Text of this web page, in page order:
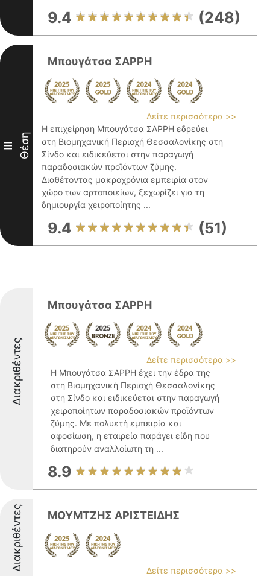
9.4 (248)
III Θέση
Μπουγάτσα ΣΑΡΡΗ
Δείτε περισσότερα >>
Η επιχείρηση Μπουγάτσα ΣΑΡΡΗ εδρεύει
στη Βιομηχανική Περιοχή Θεσσαλονίκης στη
Σίνδο και ειδικεύεται στην παραγωγή
παραδοσιακών προϊόντων ζύμης.
Διαθέτοντας μακροχρόνια εμπειρία στον
χώρο των αρτοποιείων, ξεχωρίζει για τη
δημιουργία χειροποίητης ...
9.4 (51)
Διακριθέντες
Μπουγάτσα ΣΑΡΡΗ
Δείτε περισσότερα >>
Η Μπουγάτσα ΣΑΡΡΗ έχει την έδρα της
στη Βιομηχανική Περιοχή Θεσσαλονίκης
στη Σίνδο και ειδικεύεται στην παραγωγή
χειροποίητων παραδοσιακών προϊόντων
ζύμης. Με πολυετή εμπειρία και
αφοσίωση, η εταιρεία παράγει είδη που
διατηρούν αναλλοίωτη τη ...
8.9
Διακριθέντες ΜΟΥΜΤΖΗΣ ΑΡΙΣΤΕΙΔΗΣ
Δείτε περισσότερα >>